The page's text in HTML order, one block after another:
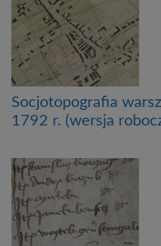
Socjotopografia
1792 r. (wersja